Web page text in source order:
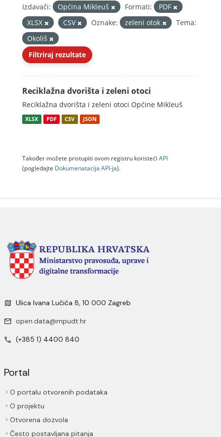
Izdavači: Općina Mikleuš Formati:
PDF
XLSX
CSV Oznake: zeleni otok
Tema:
Okoliš
Filtriraj rezultate
Reciklažna dvorišta i zeleni otoci
Reciklažna dvorišta i zeleni otoci Općine Mikleuš
XLSX PDF CSV JSON
Također možete pristupiti ovom registru koristeći API
(pogledajte Dokumenаtаcijа API-jа).